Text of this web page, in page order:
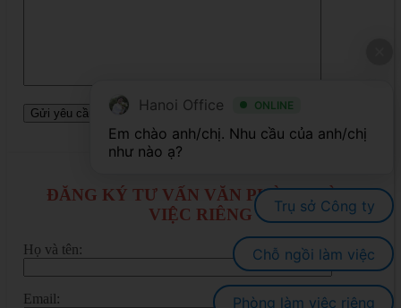
ĐĂNG KÝ TƯ VẤN VĂN PHÒNG LÀM
VIỆC RIÊNG
Họ và tên:
Email:
Hanoi Office ONLINE
Em chào anh/chị. Nhu cầu của anh/chị
Trụ sở Công ty
Chỗ ngồi làm việc
Phòng làm việc riêng